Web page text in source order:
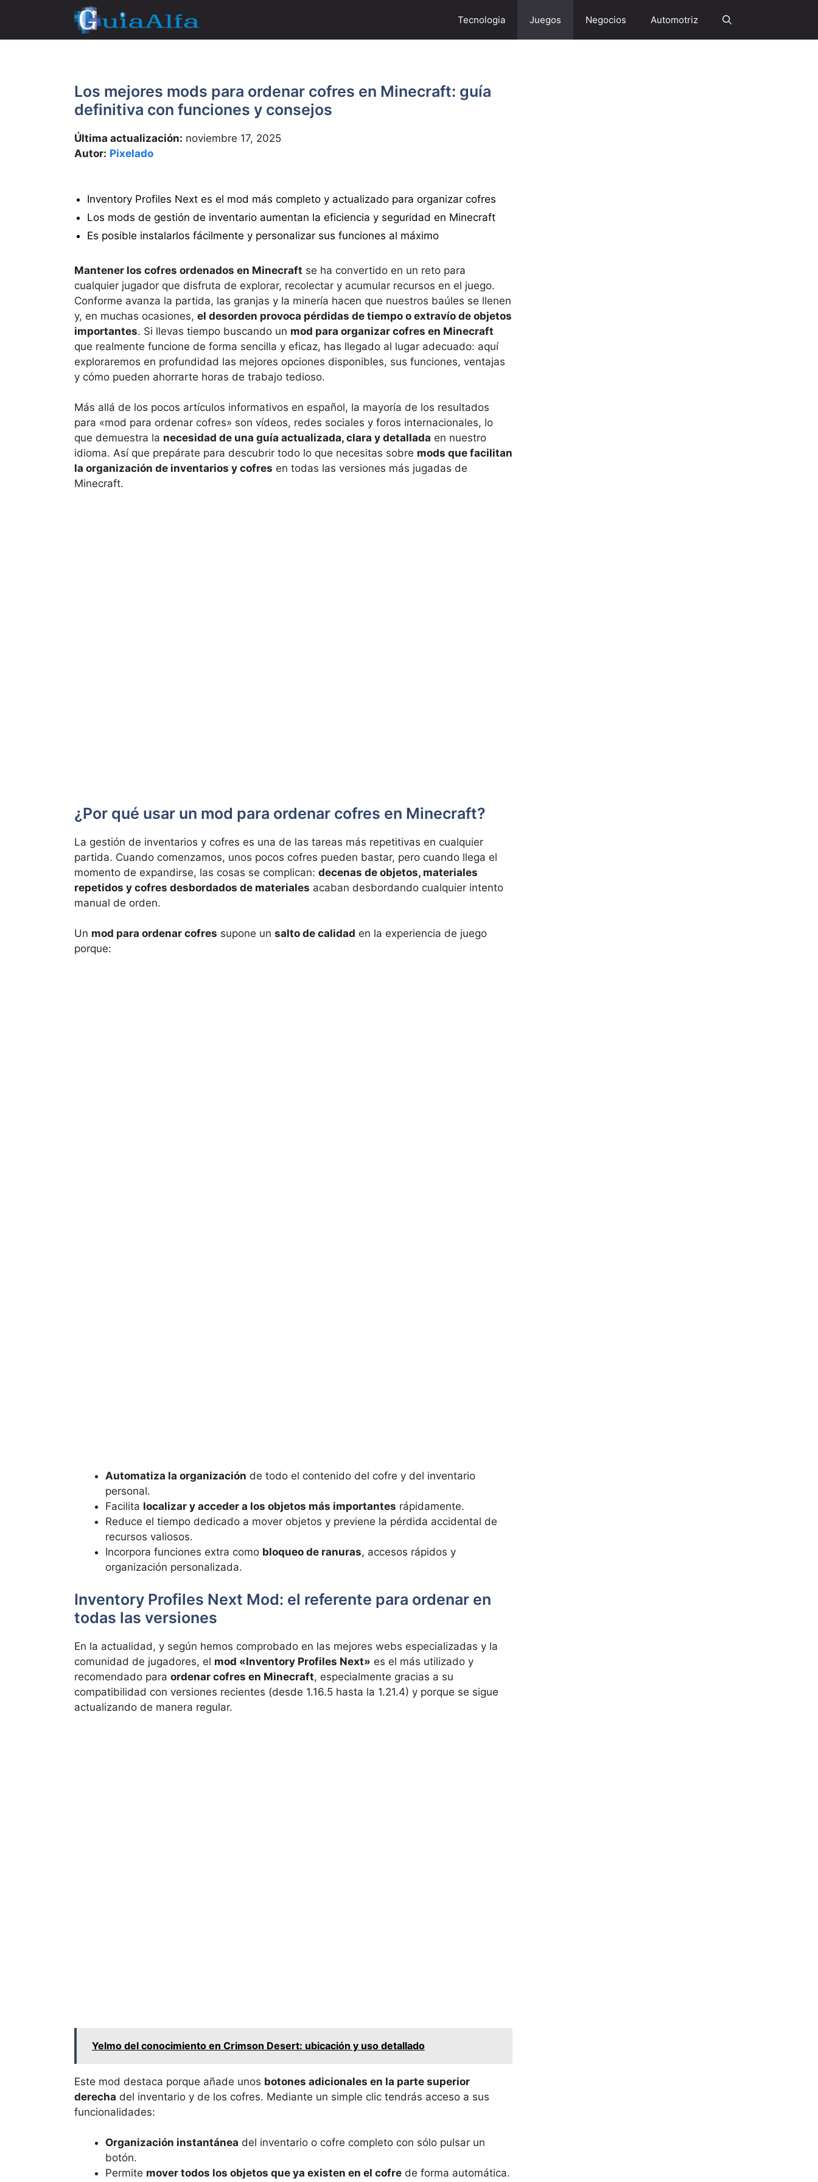
contenido
Tecnologia Juegos Negocios Automotriz
Los mejores mods para ordenar cofres en Minecraft: guía
definitiva con funciones y consejos
Última actualización: noviembre 17, 2025
Autor: Pixelado
Inventory Profiles Next es el mod más completo y actualizado para organizar cofres
Los mods de gestión de inventario aumentan la eficiencia y seguridad en Minecraft
Es posible instalarlos fácilmente y personalizar sus funciones al máximo
Mantener los cofres ordenados en Minecraft se ha convertido en un reto para
cualquier jugador que disfruta de explorar, recolectar y acumular recursos en el juego.
Conforme avanza la partida, las granjas y la minería hacen que nuestros baúles se llenen
y, en muchas ocasiones, el desorden provoca pérdidas de tiempo o extravío de objetos
importantes. Si llevas tiempo buscando un mod para organizar cofres en Minecraft
que realmente funcione de forma sencilla y eficaz, has llegado al lugar adecuado: aquí
exploraremos en profundidad las mejores opciones disponibles, sus funciones, ventajas
y cómo pueden ahorrarte horas de trabajo tedioso.
Más allá de los pocos artículos informativos en español, la mayoría de los resultados
para «mod para ordenar cofres» son vídeos, redes sociales y foros internacionales, lo
que demuestra la necesidad de una guía actualizada, clara y detallada en nuestro
idioma. Así que prepárate para descubrir todo lo que necesitas sobre mods que facilitan
la organización de inventarios y cofres en todas las versiones más jugadas de
Minecraft.
¿Por qué usar un mod para ordenar cofres en Minecraft?
La gestión de inventarios y cofres es una de las tareas más repetitivas en cualquier
partida. Cuando comenzamos, unos pocos cofres pueden bastar, pero cuando llega el
momento de expandirse, las cosas se complican: decenas de objetos, materiales
repetidos y cofres desbordados de materiales acaban desbordando cualquier intento
manual de orden.
Un mod para ordenar cofres supone un salto de calidad en la experiencia de juego
porque:
Automatiza la organización de todo el contenido del cofre y del inventario
personal.
Facilita localizar y acceder a los objetos más importantes rápidamente.
Reduce el tiempo dedicado a mover objetos y previene la pérdida accidental de
recursos valiosos.
Incorpora funciones extra como bloqueo de ranuras, accesos rápidos y
organización personalizada.
Inventory Profiles Next Mod: el referente para ordenar en
todas las versiones
En la actualidad, y según hemos comprobado en las mejores webs especializadas y la
comunidad de jugadores, el mod «Inventory Profiles Next» es el más utilizado y
recomendado para ordenar cofres en Minecraft, especialmente gracias a su
compatibilidad con versiones recientes (desde 1.16.5 hasta la 1.21.4) y porque se sigue
actualizando de manera regular.
Yelmo del conocimiento en Crimson Desert: ubicación y uso detallado
Este mod destaca porque añade unos botones adicionales en la parte superior
derecha del inventario y de los cofres. Mediante un simple clic tendrás acceso a sus
funcionalidades:
Organización instantánea del inventario o cofre completo con sólo pulsar un
botón.
Permite mover todos los objetos que ya existen en el cofre de forma automática.